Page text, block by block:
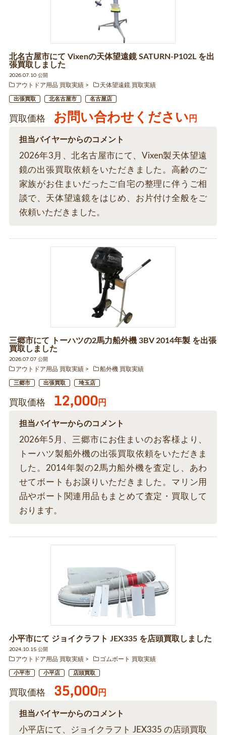
北名古屋市にて Vixenの天体望遠鏡 SATURN-P102L を出
張買取しました
2026.07.10 公開
アウトドア用品 買取実績
天体望遠鏡 買取実績
出張買取 北名古屋市 名古屋店
買取価格 お問い合わせください 円
担当バイヤーからのコメント
2026年3月、北名古屋市にて、Vixen製天体望遠
鏡の出張買取依頼をいただきました。高齢のご
家族がお住まいだったご自宅の整理に伴うご相
談で、天体望遠鏡をはじめ、お片付け全般をご
依頼いただきました。
三郷市にて トーハツの2馬力船外機 3BV 2014年製 を出張
買取しました
2026.07.07 公開
アウトドア用品 買取実績
船外機 買取実績
三郷市 出張買取 埼玉店
買取価格 12,000円
担当バイヤーからのコメント
2026年5月、三郷市にお住まいのお客様より、
トーハツ製船外機の出張買取依頼をいただきま
した。2014年製の2馬力船外機を査定し、あわ
せてボートもお譲りいただきました。マリン用
品やボート関連用品もまとめて査定・買取して
おります。
小平市にて ジョイクラフト JEX335 を店頭買取しました
2024.10.15 公開
アウトドア用品 買取実績
ゴムボート 買取実績
小平市 小平店 店頭買取
買取価格 35,000円
担当バイヤーからのコメント
小平店にて、ジョイクラフト JEX335 の店頭買取